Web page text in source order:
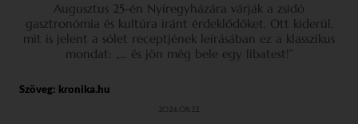
Augusztus 25-én Nyíregyházára várják a zsidó
gasztronómia és kultúra iránt érdeklődőket. Ott kiderül,
mit is jelent a sólet receptjének leírásában ez a klasszikus
mondat: „… és jön még bele egy libatest!”
Szöveg: kronika.hu
2024.08.22.